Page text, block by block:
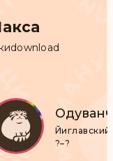
download
Йиглавский
?–?